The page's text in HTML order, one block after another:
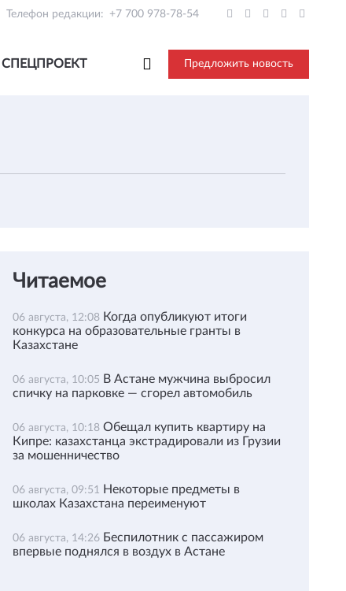
Телефон редакции: +7 700 978-78-54
СПЕЦПРОЕКТ Предложить новость
Читаемое
06 августа, 12:08 Когда опубликуют итоги
конкурса на образовательные гранты в
Казахстане
06 августа, 10:05 В Астане мужчина выбросил
спичку на парковке — сгорел автомобиль
06 августа, 10:18 Обещал купить квартиру на
Кипре: казахстанца экстрадировали из Грузии
за мошенничество
06 августа, 09:51 Некоторые предметы в
школах Казахстана переименуют
06 августа, 14:26 Беспилотник с пассажиром
впервые поднялся в воздух в Астане